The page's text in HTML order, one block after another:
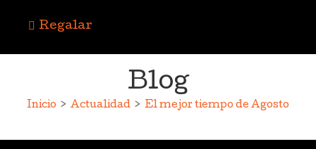
Regalar
Blog
Inicio > Actualidad > El mejor tiempo de Agosto